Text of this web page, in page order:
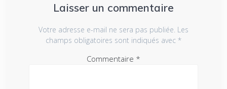
Laisser un commentaire
Votre adresse e-mail ne sera pas publiée. Les
champs obligatoires sont indiqués avec *
Commentaire *